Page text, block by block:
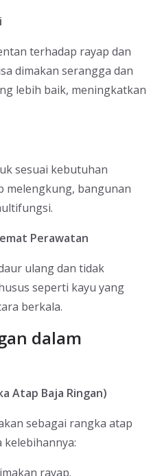
terhadap rayap dan
dimakan serangga dan
lebih baik, meningkatkan
sesuai kebutuhan
melengkung, bangunan
Perawatan
ulang dan tidak
seperti kayu yang
berkala.
dalam
Atap Baja Ringan)
sebagai rangka atap
kelebihannya:
rayap.